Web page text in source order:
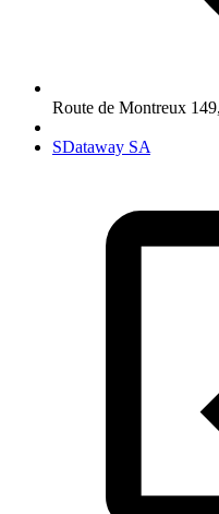
Route de Montreux 149,
SDataway SA